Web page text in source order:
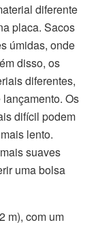
diferente
placa. Sacos
úmidas, onde
disso, os
diferentes,
Os
difícil podem
lento.
suaves
uma bolsa
m), com um